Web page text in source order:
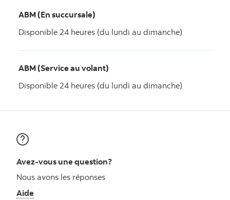
ABM (En succursale)
Disponible 24 heures (du lundi au dimanche)
ABM (Service au volant)
Disponible 24 heures (du lundi au dimanche)
Avez-vous une question?
Nous avons les réponses
Aide